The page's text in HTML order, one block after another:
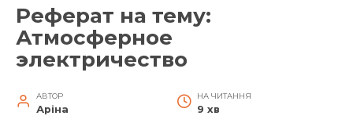
Реферат на тему:
Атмосферное
электричество
АВТОР
Аріна
НА ЧИТАННЯ
9 хв